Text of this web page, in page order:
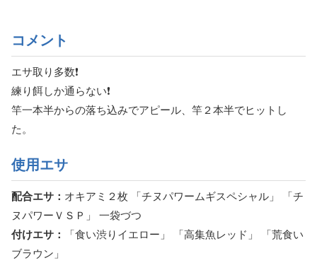
コメント
エサ取り多数❗
練り餌しか通らない❗
竿一本半からの落ち込みでアピール、竿２本半でヒットし
た。
使用エサ
配合エサ： オキアミ２枚 「チヌパワームギスペシャル」 「チ
ヌパワーＶＳＰ」 一袋づつ
付けエサ：
「食い渋りイエロー」 「高集魚レッド」 「荒食い
ブラウン」